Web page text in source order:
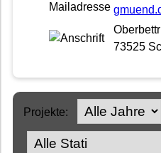
73525
Projekte: